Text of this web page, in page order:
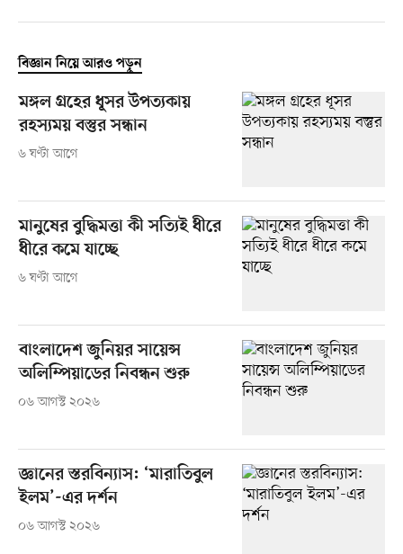
বিজ্ঞান নিয়ে আরও পড়ুন
মঙ্গল গ্রহের ধূসর উপত্যকায়
রহস্যময় বস্তুর সন্ধান
৬ ঘণ্টা আগে
মানুষের বুদ্ধিমত্তা কী সত্যিই ধীরে
ধীরে কমে যাচ্ছে
৬ ঘণ্টা আগে
বাংলাদেশ জুনিয়র সায়েন্স
অলিম্পিয়াডের নিবন্ধন শুরু
০৬ আগস্ট ২০২৬
জ্ঞানের স্তরবিন্যাস: ‘মারাতিবুল
ইলম’-এর দর্শন
০৬ আগস্ট ২০২৬